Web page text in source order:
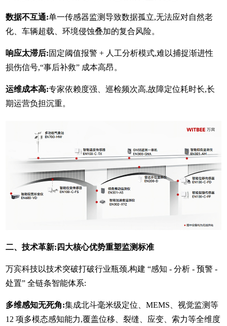
数据不互通:单一传感器监测导致数据孤立,无法应对自然老
化、车辆超载、环境侵蚀叠加的复合风险。
响应太滞后:固定阈值报警 + 人工分析模式,难以捕捉渐进性
损伤信号,“事后补救” 成本高昂。
运维成本高:专家依赖度强、巡检频次高,故障定位耗时长,长
期运营负担沉重。
二、技术革新:四大核心优势重塑监测标准
万宾科技以技术突破打破行业瓶颈,构建 “感知 - 分析 - 预警 -
处置” 全链条智能体系:
多维感知无死角:集成北斗毫米级定位、MEMS、视觉监测等
12 项多模态感知能力,覆盖位移、裂缝、应变、索力等全维度